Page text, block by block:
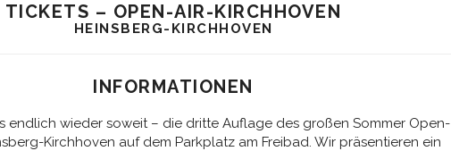
TICKETS – OPEN-AIR-KIRCHHOVEN
HEINSBERG-KIRCHHOVEN
INFORMATIONEN
endlich wieder soweit – die dritte Auflage des großen Sommer Open-
Kirchhoven auf dem Parkplatz am Freibad. Wir präsentieren ein